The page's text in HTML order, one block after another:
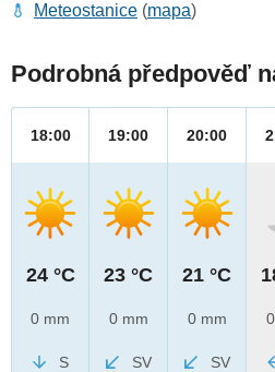
Meteostanice (mapa)
Podrobná předpověď
18:00
24 °C
0 mm
S
19:00
23 °C
0 mm
SV
20:00
21 °C
0 mm
SV